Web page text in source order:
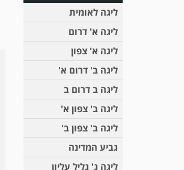
ליגה לאומית
ליגה א' דרום
ליגה א' צפון
ליגה ב' דרום א'
ליגה ב דרום ב
ליגה ב' צפון א'
ליגה ב' צפון ב'
גביע המדינה
ליגה ג' גליל עליון